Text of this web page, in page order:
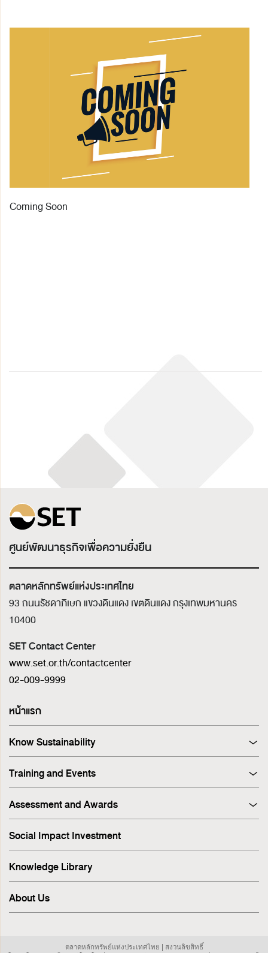
Coming Soon
ศูนย์พัฒนาธุรกิจเพื่อความยั่งยืน
ตลาดหลักทรัพย์แห่งประเทศไทย
93 ถนนรัชดาภิเษก แขวงดินแดง เขตดินแดงกรุงเทพมหานคร
10400
SET Contact Center
www.set.or.th/contactcenter
02-009-9999
หน้าแรก
Know Sustainability
Sustainability at A Glance
Principles and Guidelines
Corporate Governance
Sustainability Management Process
Stakeholder Engagement & Materiality Analysis
ESG Risk
Sustainable Supply Chain
Environment
Innovation
Training and Events
Training
Events
Assessment and Awards
Corporate Governance Report (CGR)
SET ESG Ratings
FTSE Russell ESG Scores
ASEAN Corporate Governance Scorecard
Sustainability Index
Sustainability Awards
IR Awards
Social Impact Investment
Knowledge Library
About Us
ตลาดหลักทรัพย์แห่งประเทศไทย | สงวนลิขสิทธิ์